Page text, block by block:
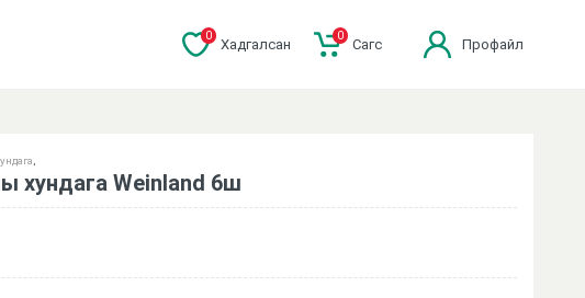
0 Хадгалсан 0 Cагс Профайл
хундага Weinland 6ш